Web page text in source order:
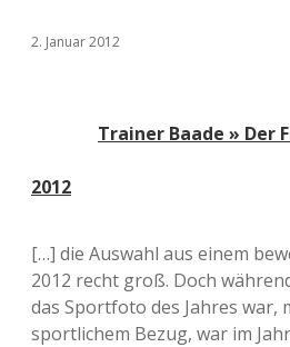
2. Januar 2012
Trainer Baade » Der
2012
[…] die Auswahl aus einem
2012 recht groß. Doch
das Sportfoto des Jahres war,
sportlichem Bezug, war im